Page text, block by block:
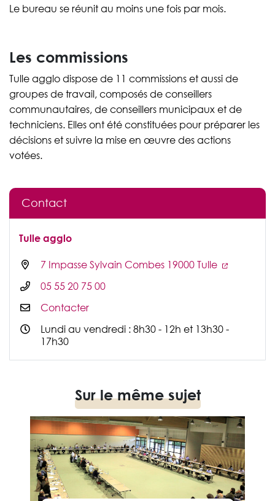
Le bureau se réunit au moins une fois par mois.
Les commissions
Tulle agglo dispose de 11 commissions et aussi de
groupes de travail, composés de conseillers
communautaires, de conseillers municipaux et de
techniciens. Elles ont été constituées pour préparer les
décisions et suivre la mise en œuvre des actions
votées.
Contact
Tulle agglo
7 Impasse Sylvain Combes 19000 Tulle
05 55 20 75 00
Contacter
Lundi au vendredi : 8h30 - 12h et 13h30 -
17h30
Sur le même sujet